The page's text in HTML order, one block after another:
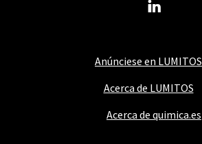
Anúnciese en LUMITOS
Acerca de LUMITOS
Acerca de quimica.es